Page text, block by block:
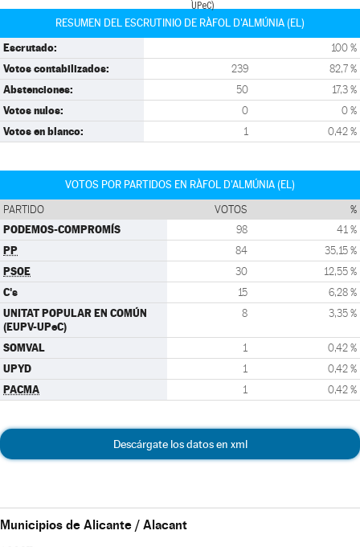
UPeC)
RESUMEN DEL ESCRUTINIO DE RÀFOL D'ALMÚNIA (EL)
Escrutado: 100 %
Votos contabilizados: 239 82,7 %
Abstenciones: 50 17,3 %
Votos nulos: 0 0 %
Votos en blanco: 1 0,42 %
VOTOS POR PARTIDOS EN RÀFOL D'ALMÚNIA (EL)
PARTIDO VOTOS %
PODEMOS-COMPROMÍS 98 41 %
PP 84 35,15 %
PSOE 30 12,55 %
C's 15 6,28 %
UNITAT POPULAR EN COMÚN
(EUPV-UPeC)
8 3,35 %
SOMVAL 1 0,42 %
UPYD 1 0,42 %
PACMA 1 0,42 %
Descárgate los datos en xml
Municipios de Alicante / Alacant